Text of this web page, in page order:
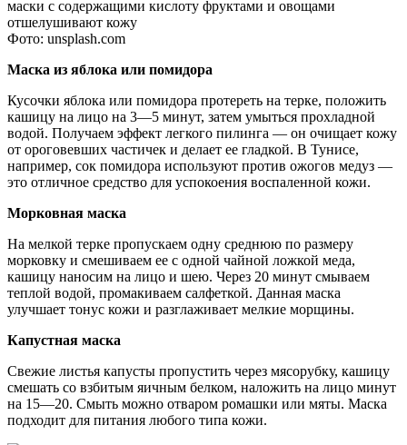
маски с содержащими кислоту фруктами и овощами
отшелушивают кожу
Фото: unsplash.com
Маска из яблока или помидора
Кусочки яблока или помидора протереть на терке, положить
кашицу на лицо на 3—5 минут, затем умыться прохладной
водой. Получаем эффект легкого пилинга — он очищает кожу
от ороговевших частичек и делает ее гладкой. В Тунисе,
например, сок помидора используют против ожогов медуз —
это отличное средство для успокоения воспаленной кожи.
Морковная маска
На мелкой терке пропускаем одну среднюю по размеру
морковку и смешиваем ее с одной чайной ложкой меда,
кашицу наносим на лицо и шею. Через 20 минут смываем
теплой водой, промакиваем салфеткой. Данная маска
улучшает тонус кожи и разглаживает мелкие морщины.
Капустная маска
Свежие листья капусты пропустить через мясорубку, кашицу
смешать со взбитым яичным белком, наложить на лицо минут
на 15—20. Смыть можно отваром ромашки или мяты. Маска
подходит для питания любого типа кожи.